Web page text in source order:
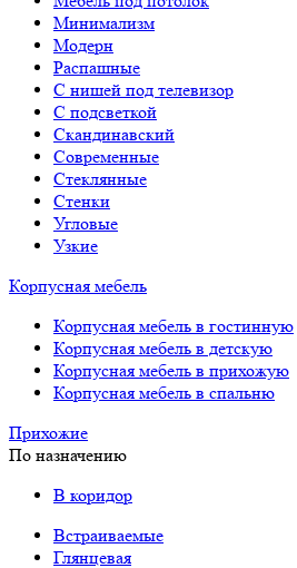
Минимализм
Модерн
Распашные
С нишей под телевизор
С подсветкой
Скандинавский
Современные
Стеклянные
Стенки
Угловые
Узкие
Корпусная мебель
Корпусная мебель в гостинную
Корпусная мебель в детскую
Корпусная мебель в прихожую
Корпусная мебель в спальню
Прихожие
По назначению
В коридор
Встраиваемые
Глянцевая